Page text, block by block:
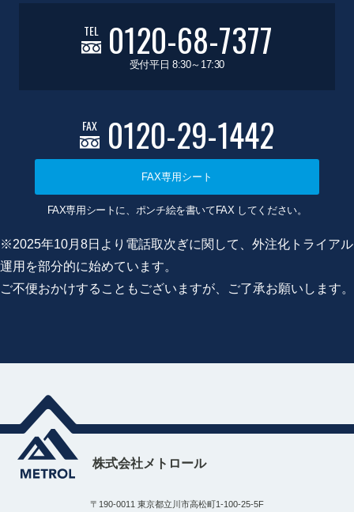
TEL 0120-68-7377
受付平日 8:30～17:30
FAX 0120-29-1442
FAX専用シート
FAX専用シートに、ポンチ絵を書いてFAX してください。
※2025年10月8日より電話取次ぎに関して、外注化トライアル
運用を部分的に始めています。
ご不便おかけすることもございますが、ご了承お願いします。
株式会社メトロール
〒190-0011 東京都立川市高松町1-100-25-5F